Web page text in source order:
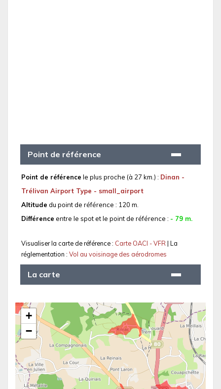
Point de référence
Point de référence le plus proche (à 27 km.) : Dinan -
Trélivan Airport Type - small_airport
Altitude du point de référence : 120 m.
Différence entre le spot et le point de référence : - 79 m.
Visualiser la carte de référence : Carte OACI - VFR| La
réglementation : Vol au voisinage des aérodromes
La carte